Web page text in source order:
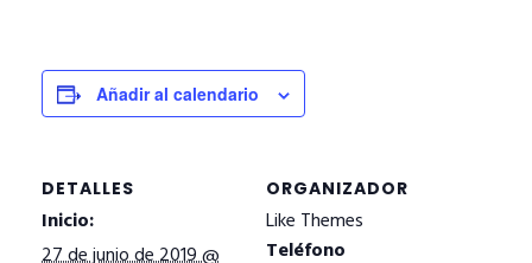
Añadir al calendario
DETALLES
Inicio:
27 de junio de 2019 @
ORGANIZADOR
Like Themes
Teléfono